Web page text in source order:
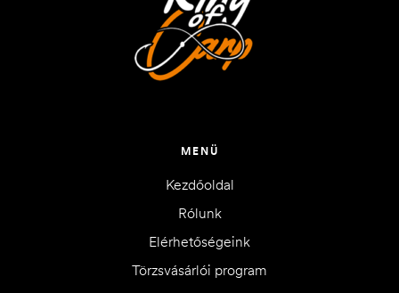
MENÜ
Kezdőoldal
Rólunk
Elérhetőségeink
Törzsvásárlói program